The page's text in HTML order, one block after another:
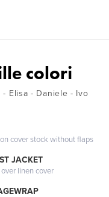
colori
Elisa - Daniele - Ivo
cover stock without flaps
JACKET
linen cover